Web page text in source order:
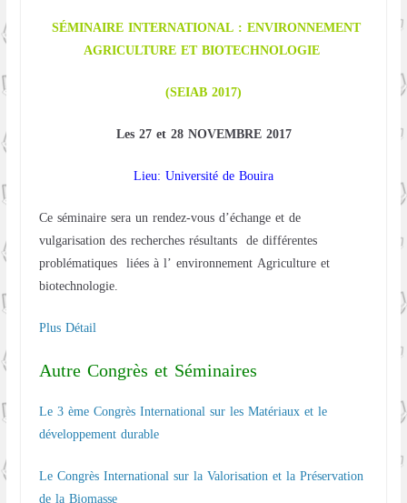
SÉMINAIRE INTERNATIONAL : ENVIRONNEMENT
AGRICULTURE ET BIOTECHNOLOGIE
(SEIAB 2017)
Les 27 et 28 NOVEMBRE 2017
Lieu: Université de Bouira
Ce séminaire sera un rendez-vous d’échange et de
vulgarisation des recherches résultants de différentes
problématiques liées à l’ environnement Agriculture et
biotechnologie.
Plus Détail
Autre Congrès et Séminaires
Le 3 ème Congrès International sur les Matériaux et le
développement durable
Le Congrès International sur la Valorisation et la Préservation